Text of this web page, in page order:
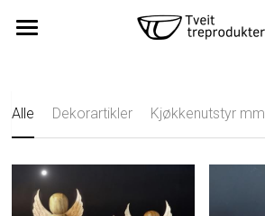
Kontakt
Alle Dekorartikler Kjøkkenutstyr mm